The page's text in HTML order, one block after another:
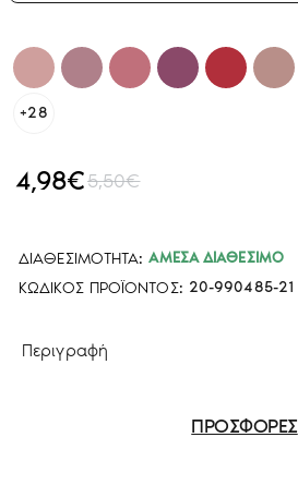
ΔΙΑΘΕΣΙΜΌΤΗΤΑ: ΆΜΕΣΑ ΔΙΑΘΈΣΙΜΟ
ΚΩΔΙΚΌΣ ΠΡΟΪΌΝΤΟΣ: 20-990485-21
4,98€5,50€
+28
Περιγραφή
ΠΡΟΣΦΟΡΕΣ